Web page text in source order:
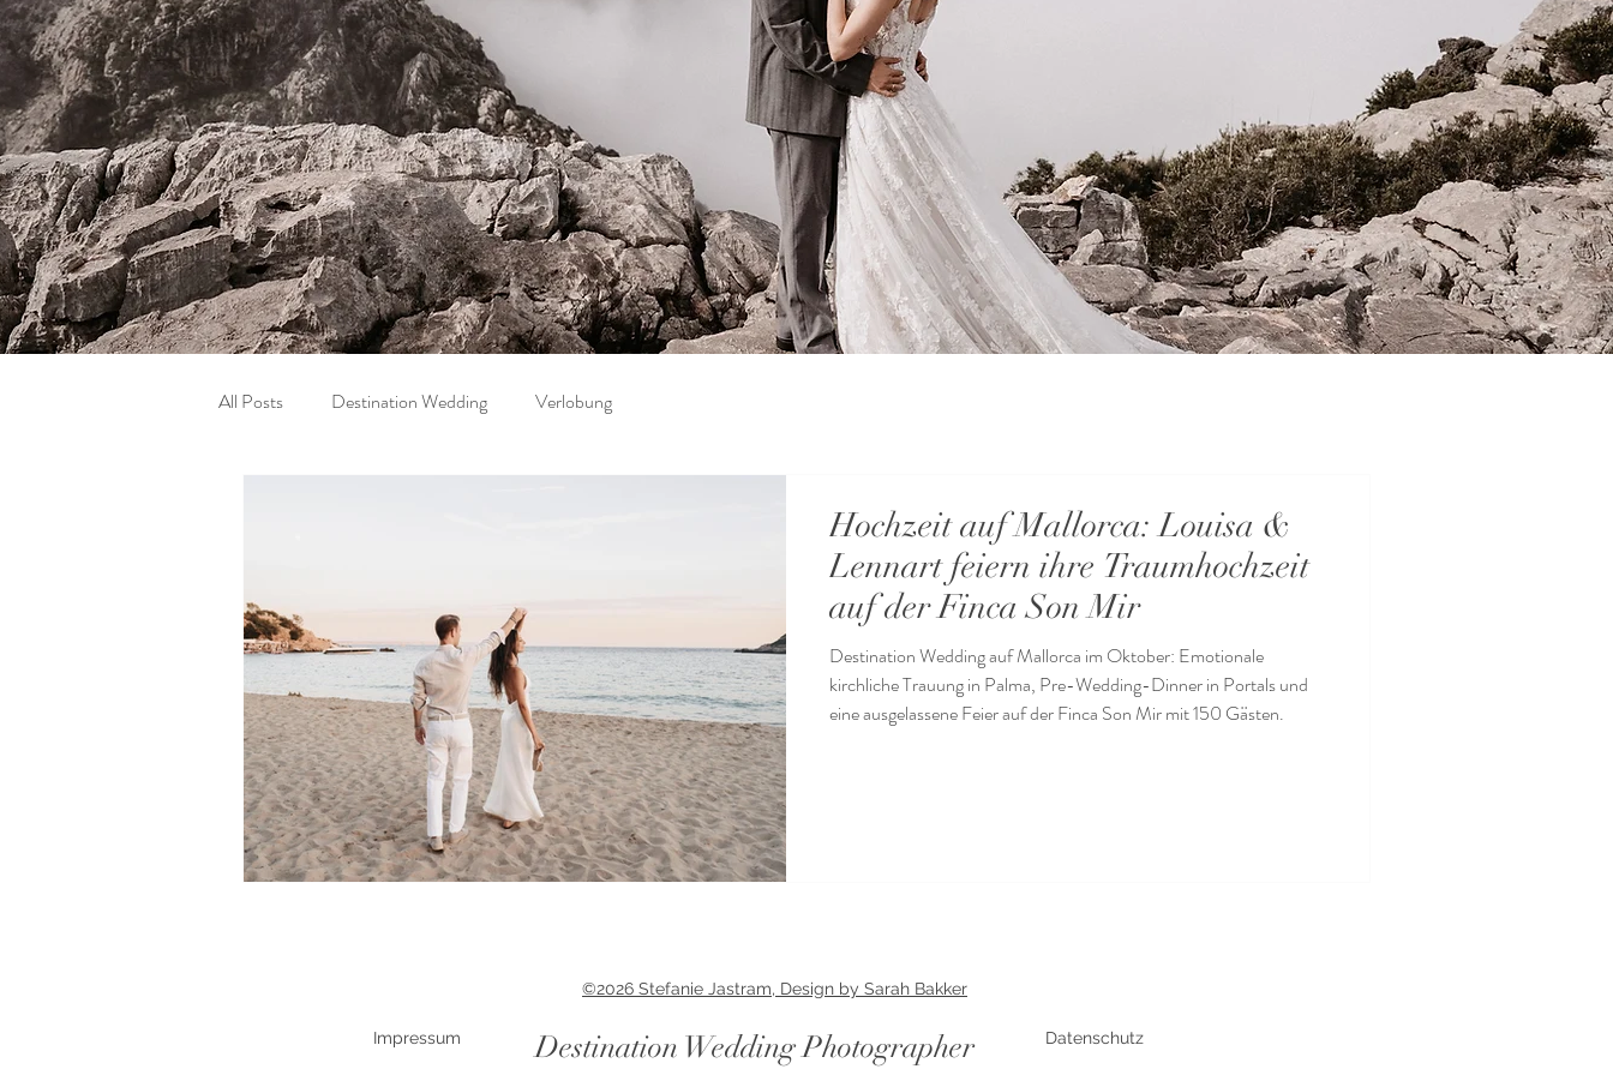
All Posts Destination Wedding Verlobung
Hochzeit auf Mallorca: Louisa &
Lennart feiern ihre Traumhochzeit
auf der Finca Son Mir
Destination Wedding auf Mallorca im Oktober: Emotionale
kirchliche Trauung in Palma, Pre-Wedding-Dinner in Portals und
eine ausgelassene Feier auf der Finca Son Mir mit 150 Gästen.
©2026 Stefanie Jastram, Design by Sarah Bakker
Impressum
Destination Wedding Photographer
Datenschutz